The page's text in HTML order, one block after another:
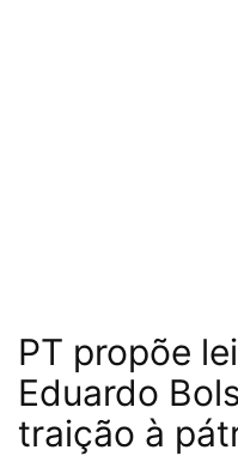
PT propõe
Eduardo
traição à